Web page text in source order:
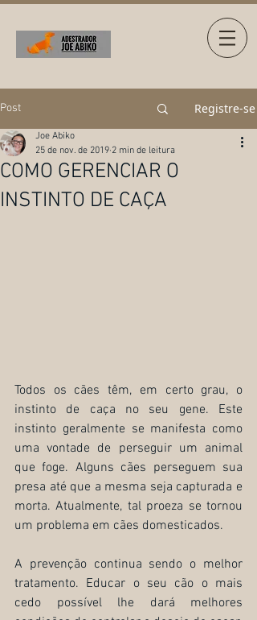
Post Registre-se
COMO GERENCIAR O
INSTINTO DE CAÇA
Joe Abiko
25 de nov. de 2019 2 min de leitura
Todos os cães têm, em certo grau, o
instinto de caça no seu gene. Este
instinto geralmente se manifesta como
uma vontade de perseguir um animal
que foge. Alguns cães perseguem sua
presa até que a mesma seja capturada e
morta. Atualmente, tal proeza se tornou
um problema em cães domesticados.
A prevenção continua sendo o melhor
tratamento. Educar o seu cão o mais
cedo possível lhe dará melhores